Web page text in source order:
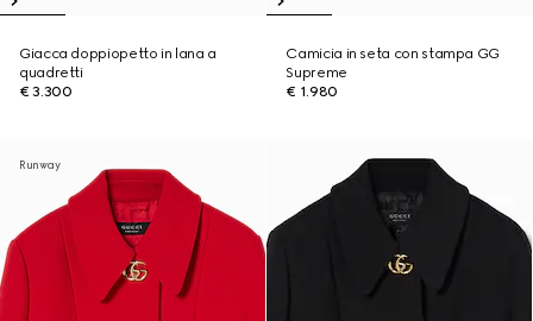
Giacca doppiopetto in lana a
quadretti
€ 3.300
Camicia in seta con stampa GG
Supreme
€ 1.980
Runway